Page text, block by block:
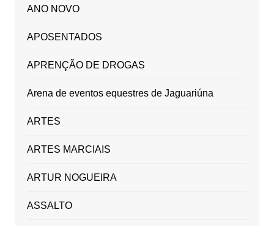
ANO NOVO
APOSENTADOS
APRENÇÃO DE DROGAS
Arena de eventos equestres de Jaguariúna
ARTES
ARTES MARCIAIS
ARTUR NOGUEIRA
ASSALTO